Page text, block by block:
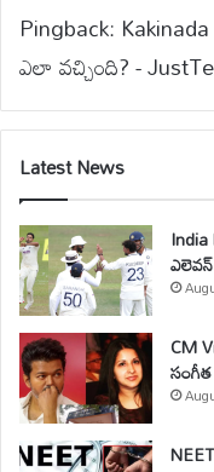
Pingback:
ఎలా వచ్చింది? -
Latest News
CM
సంగీత